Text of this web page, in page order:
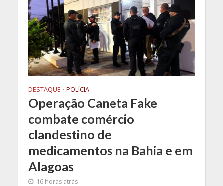
DESTAQUE • POLÍCIA
Operação Caneta Fake
combate comércio
clandestino de
medicamentos na Bahia e em
Alagoas
16 horas atrás